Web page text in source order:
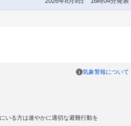
いる方は速やかに適切な避難行動を
気象警報について